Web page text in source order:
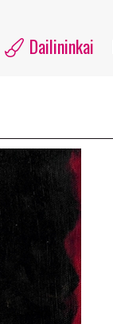
Dailininkai